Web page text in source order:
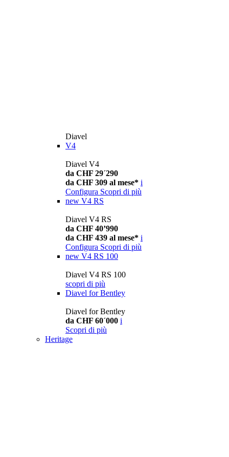
Diavel
V4
Diavel V4
da CHF 29´290
da CHF 309 al mese* i
Configura Scopri di più
new V4 RS
Diavel V4 RS
da CHF 40’990
da CHF 439 al mese* i
Configura Scopri di più
new V4 RS 100
Diavel V4 RS 100
scopri di più
Diavel for Bentley
Diavel for Bentley
da CHF 60´000 i
Scopri di più
Heritage